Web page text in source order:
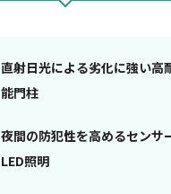
直射日光による劣化に強い高
能門柱
夜間の防犯性を高めるセンサ
LED照明